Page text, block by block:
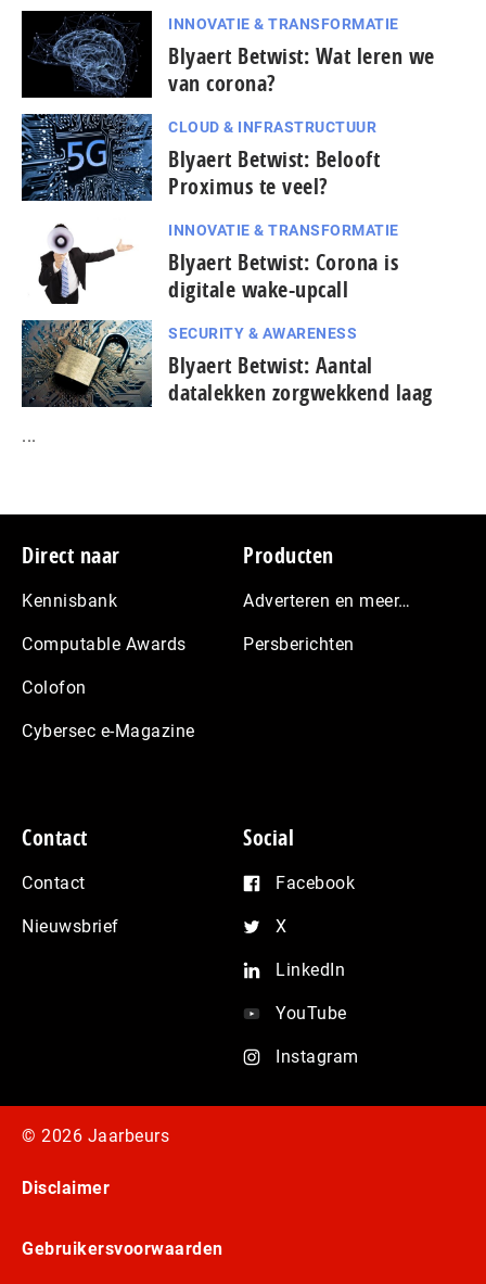
INNOVATIE & TRANSFORMATIE
Blyaert Betwist: Wat leren we
van corona?
CLOUD & INFRASTRUCTUUR
Blyaert Betwist: Belooft
Proximus te veel?
INNOVATIE & TRANSFORMATIE
Blyaert Betwist: Corona is
digitale wake-upcall
SECURITY & AWARENESS
Blyaert Betwist: Aantal
datalekken zorgwekkend laag
...
Footer
Direct naar
Kennisbank
Computable Awards
Colofon
Cybersec e-Magazine
Producten
Adverteren en meer…
Persberichten
Contact
Contact
Nieuwsbrief
Social
Facebook
X
LinkedIn
YouTube
Instagram
© 2026 Jaarbeurs
Disclaimer
Gebruikersvoorwaarden